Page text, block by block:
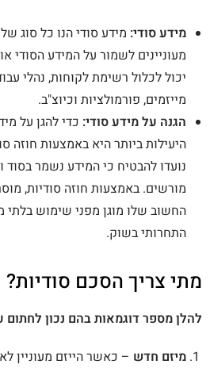
מידע סודי: מידע סודי הנו כל סוג
מעוניינים לשמור על המידע הסודי
יכול לכלול רשימת לקוחות, נהלי
מייזמים, פורמולציות וכיוצ"ב.
הגנה על מידע סודי: כדי להגן על
נועדו להבטיח כי המידע נשמר בסוד
מורשים. באמצעות חוזה סודיות,
החשוב שלו מוגן מפני שימוש בלתי
התחרותי בשוק.
מתי צריך הסכם סודיות?
להלן מספר דוגמאות בהם נכון לחתום
מיזם חדש – כאשר הייזם מעוניין